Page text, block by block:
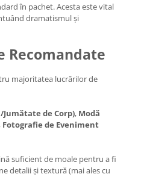
în pachet. Acesta este vital
dramatismul și
Recomandate
majoritatea lucrărilor de
de Corp), Modă
Fotografie de Eveniment
suficient de moale pentru a fi
detalii și textură (mai ales cu